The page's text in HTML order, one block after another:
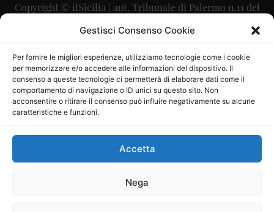
Gestisci Consenso Cookie
Per fornire le migliori esperienze, utilizziamo tecnologie come i cookie
per memorizzare e/o accedere alle informazioni del dispositivo. Il
consenso a queste tecnologie ci permetterà di elaborare dati come il
comportamento di navigazione o ID unici su questo sito. Non
acconsentire o ritirare il consenso può influire negativamente su alcune
caratteristiche e funzioni.
Accetta
Nega
Copyright © ilSicilia | aut. Tribunale di Palermo n.11 del
29/09/2015
Direttore Editoriale: Maurizio Scaglione
Direttore Responsabile: Maria Calabrese
P.IVA: 06334930820
Mercurio Comunicazione Società Cooperativa a r.l. è
iscritta al Registro degli Operatori di Comunicazione al